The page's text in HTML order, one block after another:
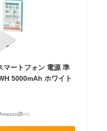
マートフォン 電源 準
5000mAh ホワイト
調べ）